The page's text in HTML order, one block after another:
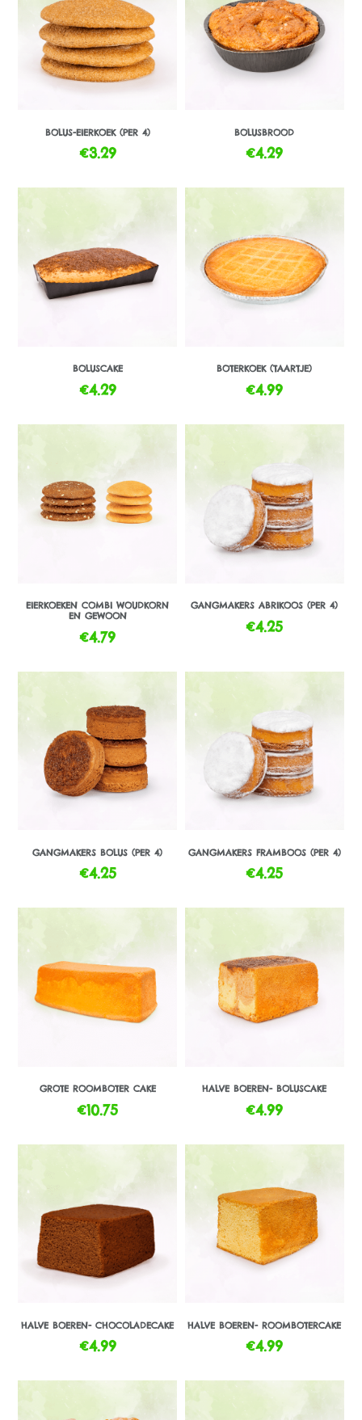
BOLUS-EIERKOEK (PER 4)
€3.29
BOLUSBROOD
€4.29
BOLUSCAKE
€4.29
BOTERKOEK (TAARTJE)
€4.99
EIERKOEKEN COMBI WOUDKORN
EN GEWOON
€4.79
GANGMAKERS ABRIKOOS (PER 4)
€4.25
GANGMAKERS BOLUS (PER 4)
€4.25
GANGMAKERS FRAMBOOS (PER 4)
€4.25
GROTE ROOMBOTER CAKE
€10.75
HALVE BOEREN- BOLUSCAKE
€4.99
HALVE BOEREN- CHOCOLADECAKE
€4.99
HALVE BOEREN- ROOMBOTERCAKE
€4.99